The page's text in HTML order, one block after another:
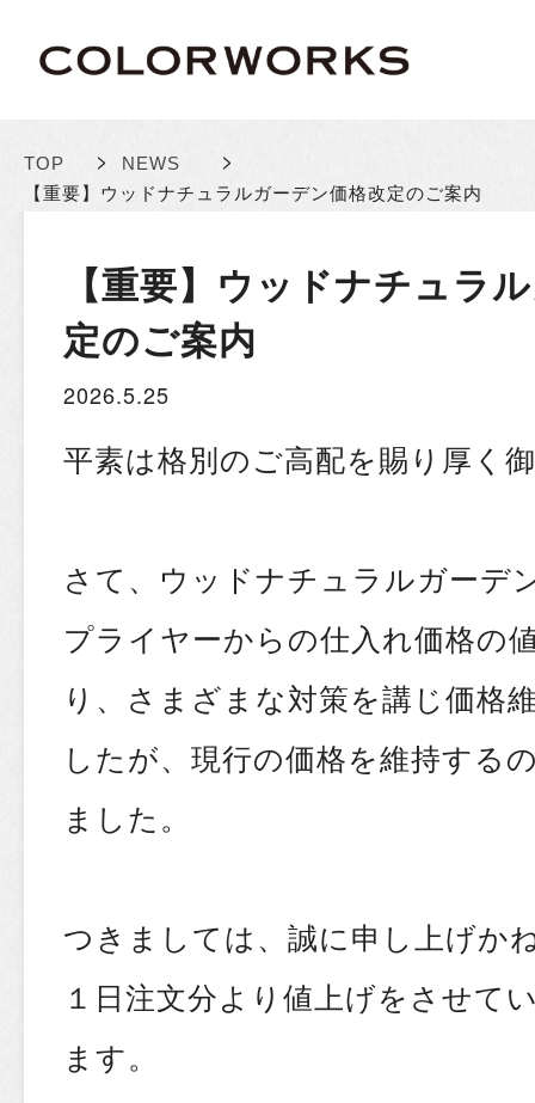
TOP > NEWS >
【重要】ウッドナチュラルガーデン価格改定のご案内
【重要】ウッドナチュラ
定のご案内
2026.5.25
平素は格別のご高配を賜り厚く
さて、ウッドナチュラルガーデ
プライヤーからの仕入れ価格の
り、さまざまな対策を講じ価格
したが、現行の価格を維持する
ました。
つきましては、誠に申し上げか
１日注文分より値上げをさせて
ます。